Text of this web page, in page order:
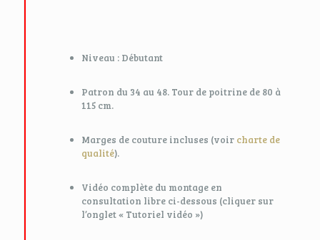
Niveau : Débutant
Patron du 34 au 48. Tour de poitrine de 80 à
115 cm.
Marges de couture incluses (voir charte de
qualité).
Vidéo complète du montage en
consultation libre ci-dessous (cliquer sur
l’onglet « Tutoriel vidéo »)